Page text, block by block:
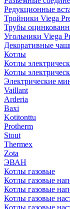
Редукционные
Тройники Viega
Трубы
Угольники Viega
Декоративные
Котлы
Котлы
Котлы
Электрические
Vaillant
Arderia
Baxi
Kotitonttu
Protherm
Stout
Thermex
Zota
ЭВАН
Котлы газовые
Котлы газовые
Котлы газовые
Котлы газовые
Котлы газовые